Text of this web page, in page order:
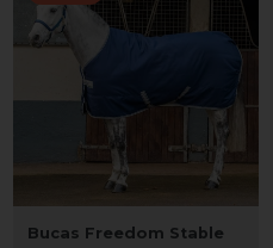
Bucas Freedom Stable